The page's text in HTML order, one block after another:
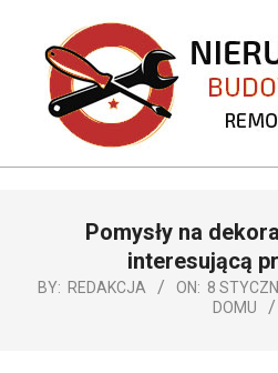
content
Pomysły na
interesującą
BY: REDAKCJA ON: 8
DOMU